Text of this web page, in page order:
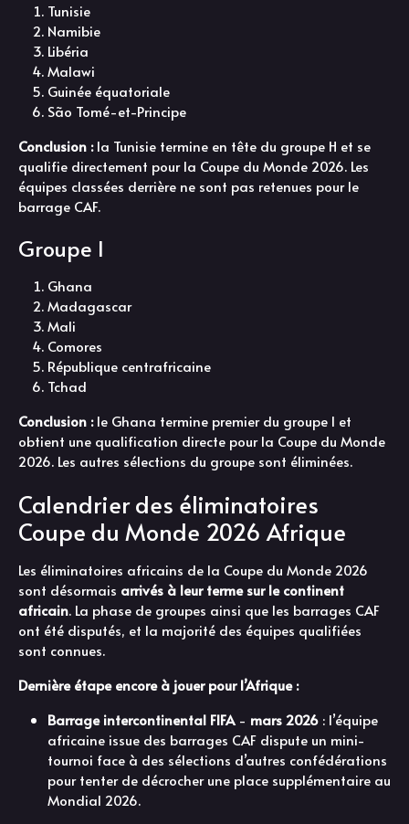
Tunisie
Namibie
Libéria
Malawi
Guinée équatoriale
São Tomé-et-Principe
Conclusion :la Tunisie termine en tête du groupe H et se
qualifie directement pour la Coupe du Monde 2026. Les
équipes classées derrière ne sont pas retenues pour le
barrage CAF.
Groupe I
Ghana
Madagascar
Mali
Comores
République centrafricaine
Tchad
Conclusion :le Ghana termine premier du groupe I et
obtient une qualification directe pour la Coupe du Monde
2026. Les autres sélections du groupe sont éliminées.
Calendrier des éliminatoires
Coupe du Monde 2026 Afrique
Les éliminatoires africains de la Coupe du Monde 2026
sont désormais arrivés à leur terme sur le continent
africain. La phase de groupes ainsi que les barrages CAF
ont été disputés, et la majorité des équipes qualifiées
sont connues.
Dernière étape encore à jouer pour l’Afrique :
Barrage intercontinental FIFA- mars 2026 : l’équipe
africaine issue des barrages CAF dispute un mini-
tournoi face à des sélections d’autres confédérations
pour tenter de décrocher une place supplémentaire au
Mondial 2026.